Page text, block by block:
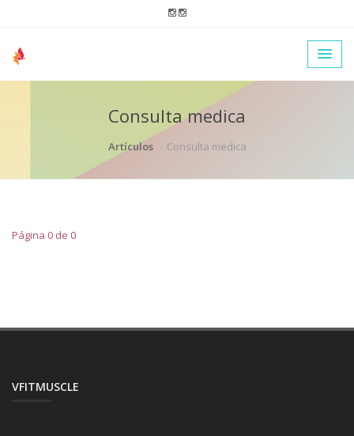
Consulta medica
Artículos Consulta medica
Página 0 de 0
VFITMUSCLE